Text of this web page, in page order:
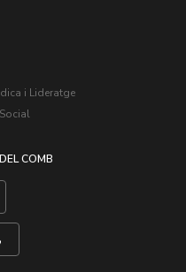
i Lideratge
COMB